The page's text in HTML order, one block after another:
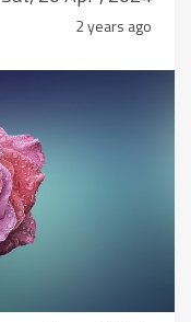
2 years ago